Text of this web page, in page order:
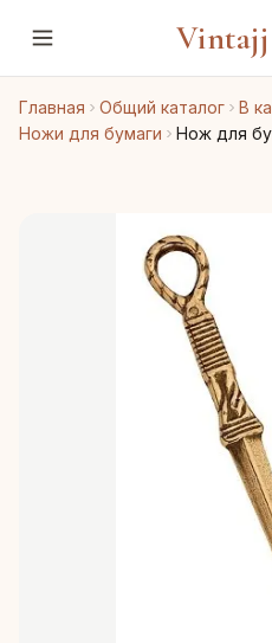
Vintajj
Главная Общий каталог В
Ножи для бумаги
Нож для